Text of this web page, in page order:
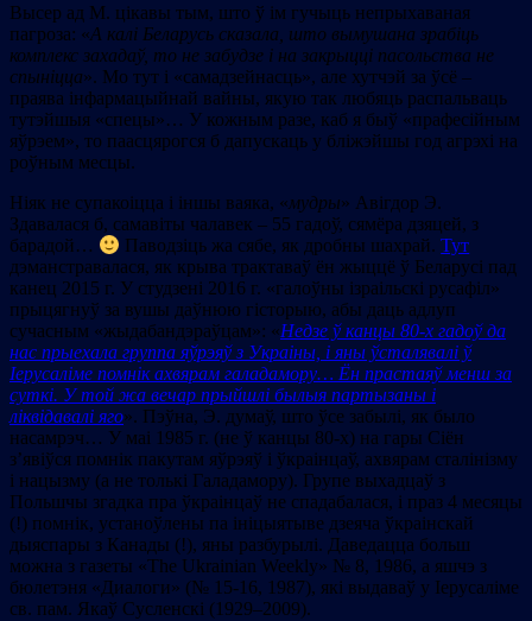
Высер ад М. цікавы тым, што ў ім гучыць непрыхаваная
пагроза: «А калі Беларусь сказала, што вымушана зрабіць
комплекс захадаў, то не забудзе і на закрыцці пасольства не
спыніцца». Мо тут і «самадзейнасць», але хутчэй за ўсё –
праява інфармацыйнай вайны, якую так любяць распальваць
тутэйшыя «спецы»… У кожным разе, каб я быў «прафесійным
яўрэем», то паасцярогся б дапускаць у бліжэйшы год агрэхі на
роўным месцы.
Ніяк не супакоіцца і іншы ваяка, «мудры» Авігдор Э.
Здавалася б, самавіты чалавек – 55 гадоў, сямёра дзяцей, з
барадой…
Паводзіць жа сябе, як дробны шахрай.Тут
дэманстравалася, як крыва трактаваў ён жыццё ў Беларусі пад
канец 2015 г. У студзені 2016 г. «галоўны ізраільскі русафіл»
прыцягнуў за вушы даўнюю гісторыю, абы даць адлуп
сучасным «жыдабандэраўцам»: «Недзе ў канцы 80-х гадоў да
нас прыехала группа яўрэяў з Украіны, і яны ўсталявалі ў
Іерусаліме помнік ахвярам галадамору… Ён прастаяў менш за
суткі. У той жа вечар прыйшлі былыя партызаны і
ліквідавалі яго». Пэўна, Э. думаў, што ўсе забылі, як было
насамрэч… У маі 1985 г. (не ў канцы 80-х) на гары Сіён
з’явіўся помнік пакутам яўрэяў і ўкраінцаў, ахвярам сталінізму
і нацызму (а не толькі Галадамору). Групе выхадцаў з
Польшчы згадка пра ўкраінцаў не спадабалася, і праз 4 месяцы
(!) помнік, устаноўлены па ініцыятыве дзеяча ўкраінскай
дыяспары з Канады (!), яны разбурылі. Даведацца больш
можна з газеты «The Ukrainian Weekly» № 8, 1986, а яшчэ з
бюлетэня «Диалоги» (№ 15-16, 1987), які выдаваў у Іерусаліме
св. пам. Якаў Сусленскі (1929–2009).